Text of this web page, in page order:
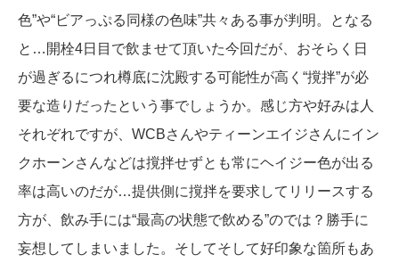
色”や“ビアっぷる同様の色味”共々ある事が判明。となる
と…開栓4日目で飲ませて頂いた今回だが、おそらく日
が過ぎるにつれ樽底に沈殿する可能性が高く“撹拌”が必
要な造りだったという事でしょうか。感じ方や好みは人
それぞれですが、WCBさんやティーンエイジさんにイン
クホーンさんなどは撹拌せずとも常にヘイジー色が出る
率は高いのだが…提供側に撹拌を要求してリリースする
方が、飲み手には“最高の状態で飲める”のでは？勝手に
妄想してしまいました。そしてそして好印象な箇所もあ